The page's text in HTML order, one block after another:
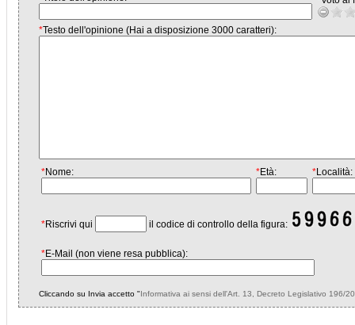
*Testo dell'opinione (Hai a disposizione 3000 caratteri):
*Nome: *Età: *Località:
*Riscrivi qui il codice di controllo della figura:
*E-Mail (non viene resa pubblica):
Cliccando su Invia accetto "Informativa ai sensi dell'Art. 13, Decreto Legislativo 196/